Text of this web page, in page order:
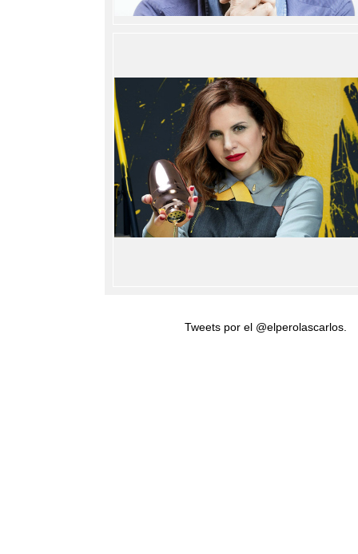
Tweets por el @elperolascarlos.